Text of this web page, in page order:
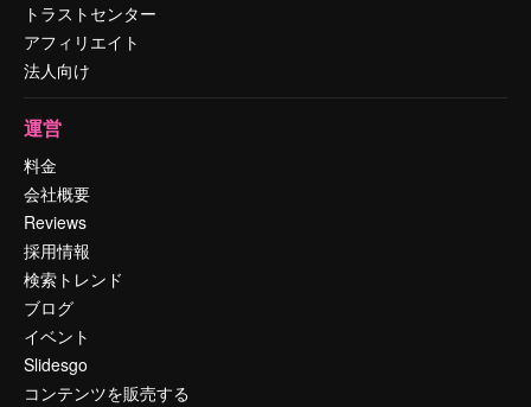
トラストセンター
アフィリエイト
法人向け
運営
料金
会社概要
Reviews
採用情報
検索トレンド
ブログ
イベント
Slidesgo
コンテンツを販売する